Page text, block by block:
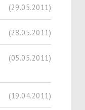
(29.05.2011)
(28.05.2011)
(05.05.2011)
(19.04.2011)